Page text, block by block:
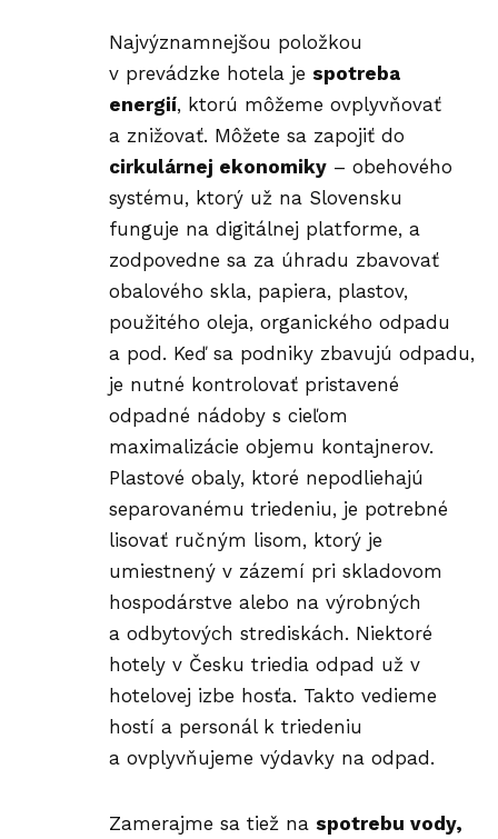
Najvýznamnejšou položkou
v prevádzke hotela je spotreba
energií, ktorú môžeme ovplyvňovať
a znižovať. Môžete sa zapojiť do
cirkulárnej ekonomiky – obehového
systému, ktorý už na Slovensku
funguje na digitálnej platforme, a
zodpovedne sa za úhradu zbavovať
obalového skla, papiera, plastov,
použitého oleja, organického odpadu
a pod. Keď sa podniky zbavujú odpadu,
je nutné kontrolovať pristavené
odpadné nádoby s cieľom
maximalizácie objemu kontajnerov.
Plastové obaly, ktoré nepodliehajú
separovanému triedeniu, je potrebné
lisovať ručným lisom, ktorý je
umiestnený v zázemí pri skladovom
hospodárstve alebo na výrobných
a odbytových strediskách. Niektoré
hotely v Česku triedia odpad už v
hotelovej izbe hosťa. Takto vedieme
hostí a personál k triedeniu
a ovplyvňujeme výdavky na odpad.
Zamerajme sa tiež na spotrebu vody,